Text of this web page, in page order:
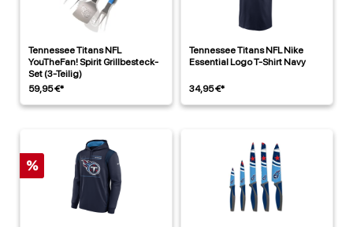
Tennessee Titans NFL
YouTheFan! Spirit Grillbesteck-
Set (3-Teilig)
59,95 €*
Tennessee Titans NFL Nike
Essential Logo T-Shirt Navy
34,95 €*
%